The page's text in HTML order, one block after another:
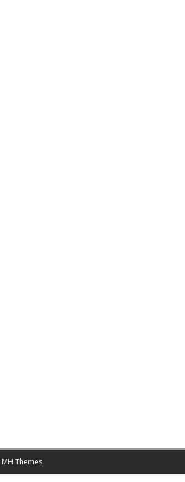
MH Themes